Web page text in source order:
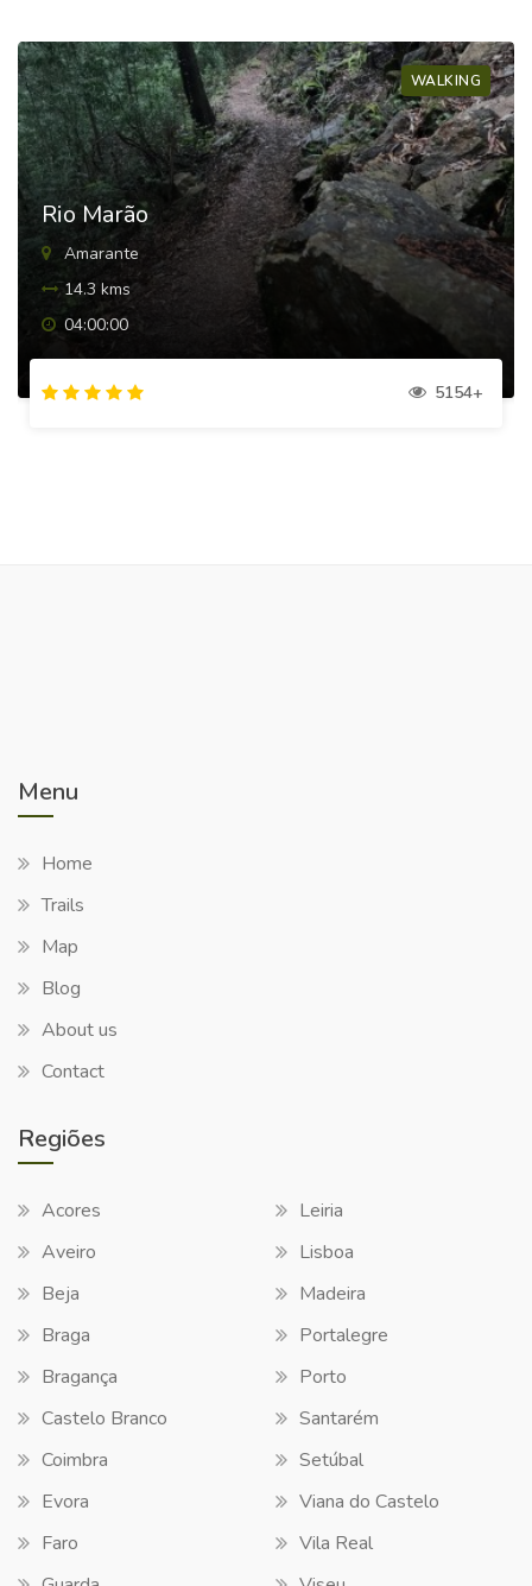
WALKING
Rio Marão
Amarante
14.3 kms
04:00:00
5154+
Menu
Home
Trails
Map
Blog
About us
Contact
Regiões
Acores
Aveiro
Beja
Braga
Bragança
Castelo Branco
Coimbra
Evora
Faro
Leiria
Lisboa
Madeira
Portalegre
Porto
Santarém
Setúbal
Viana do Castelo
Vila Real